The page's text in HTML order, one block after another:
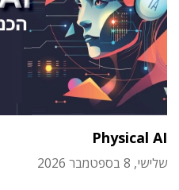
Physical AI
שלישי, 8 בספטמבר 2026